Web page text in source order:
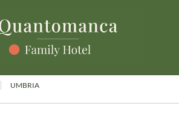
UMBRIA